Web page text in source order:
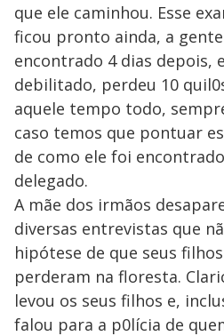
que ele caminhou. Esse
ficou pronto ainda, a
encontrado 4 dias depois,
debilitado, perdeu 10
aquele tempo todo,
caso temos que pontuar
de como ele foi
delegado.
A mãe dos irmãos
diversas entrevistas que
hipótese de que seus
perderam na floresta.
levou os seus filhos e,
falou para a p0lícia de